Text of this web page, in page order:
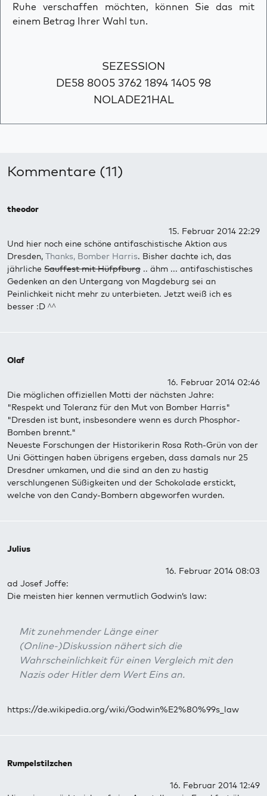
Ruhe verschaffen möchten, können Sie das mit
einem Betrag Ihrer Wahl tun.
SEZESSION
DE58 8005 3762 1894 1405 98
NOLADE21HAL
Kommentare (11)
theodor
15. Februar 2014 22:29
Und hier noch eine schöne antifaschistische Aktion aus
Dresden, Thanks, Bomber Harris. Bisher dachte ich, das
jährliche Sauffest mit Hüfpfburg .. ähm ... antifaschistisches
Gedenken an den Untergang von Magdeburg sei an
Peinlichkeit nicht mehr zu unterbieten. Jetzt weiß ich es
besser :D ^^
Olaf
16. Februar 2014 02:46
Die möglichen offiziellen Motti der nächsten Jahre:
"Respekt und Toleranz für den Mut von Bomber Harris"
"Dresden ist bunt, insbesondere wenn es durch Phosphor-
Bomben brennt."
Neueste Forschungen der Historikerin Rosa Roth-Grün von der
Uni Göttingen haben übrigens ergeben, dass damals nur 25
Dresdner umkamen, und die sind an den zu hastig
verschlungenen Süßigkeiten und der Schokolade erstickt,
welche von den Candy-Bombern abgeworfen wurden.
Julius
16. Februar 2014 08:03
ad Josef Joffe:
Die meisten hier kennen vermutlich Godwin’s law:
Mit zunehmender Länge einer
(Online-)Diskussion nähert sich die
Wahrscheinlichkeit für einen Vergleich mit den
Nazis oder Hitler dem Wert Eins an.
https://de.wikipedia.org/wiki/Godwin%E2%80%99s_law
Rumpelstilzchen
16. Februar 2014 12:49